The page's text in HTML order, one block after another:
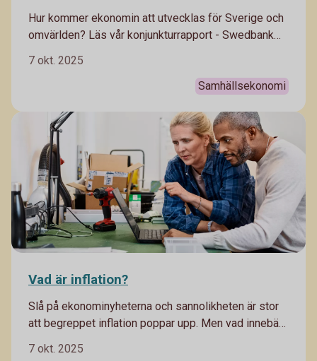
Hur kommer ekonomin att utvecklas för Sverige och
omvärlden? Läs vår konjunkturrapport - Swedbank
av sina prognoser.
7 okt. 2025
Samhällsekonomi
Vad är inflation?
Slå på ekonominyheterna och sannolikheten är stor
att begreppet inflation poppar upp. Men vad innebär
7 okt. 2025